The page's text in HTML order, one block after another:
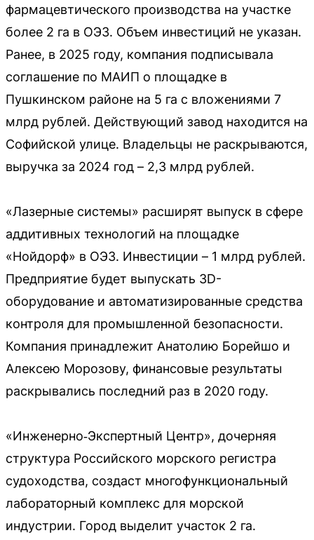
фармацевтического производства на участке
более 2 га в ОЭЗ. Объем инвестиций не указан.
Ранее, в 2025 году, компания подписывала
соглашение по МАИП о площадке в
Пушкинском районе на 5 га с вложениями 7
млрд рублей. Действующий завод находится на
Софийской улице. Владельцы не раскрываются,
выручка за 2024 год – 2,3 млрд рублей.
«Лазерные системы» расширят выпуск в сфере
аддитивных технологий на площадке
«Нойдорф» в ОЭЗ. Инвестиции – 1 млрд рублей.
Предприятие будет выпускать 3D-
оборудование и автоматизированные средства
контроля для промышленной безопасности.
Компания принадлежит Анатолию Борейшо и
Алексею Морозову, финансовые результаты
раскрывались последний раз в 2020 году.
«Инженерно‑Экспертный Центр», дочерняя
структура Российского морского регистра
судоходства, создаст многофункциональный
лабораторный комплекс для морской
индустрии. Город выделит участок 2 га.